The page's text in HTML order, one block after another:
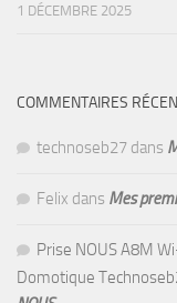
1 DÉCEMBRE 2025
COMMENTAIRES
technoseb27 dans
Felix dans Mes
Prise NOUS A8M
Domotique